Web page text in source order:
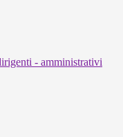
- amministrativi